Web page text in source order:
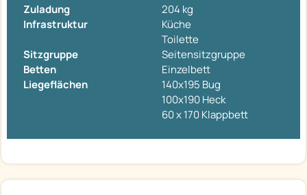
Zuladung
204 kg
Infrastruktur
Küche
Toilette
Sitzgruppe
Seitensitzgruppe
Betten
Einzelbett
Liegeflächen
140x195 Bug
100x190 Heck
60 x 170 Klappbett